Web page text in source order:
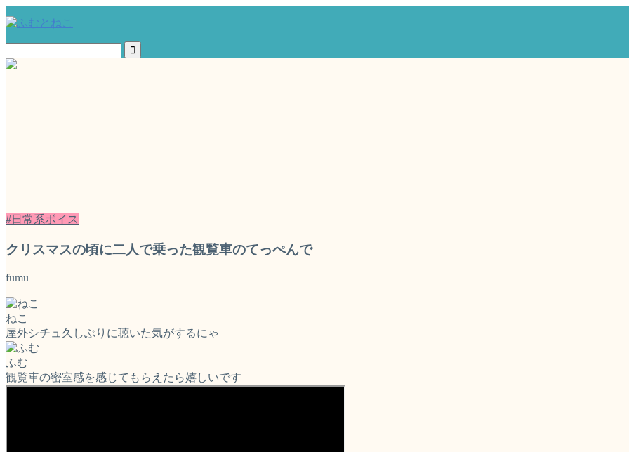
#日常系ボイス
クリスマスの頃に二人で乗った観覧車のてっぺんで
fumu
ねこ
屋外シチュ久しぶりに聴いた気がするにゃ
ふむ
観覧車の密室感を感じてもらえたら嬉しいです